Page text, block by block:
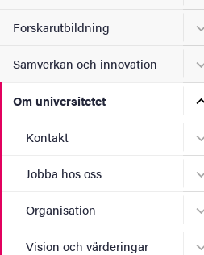
Forskarutbildning
Samverkan och innovation
Om universitetet
Kontakt
Jobba hos oss
Organisation
Vision och värderingar